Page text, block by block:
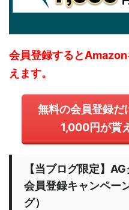
会員登録すると
えます。
無料の会員登録
1,000円が貰
【当ブログ限定】
会員登録キャンペー
グ）